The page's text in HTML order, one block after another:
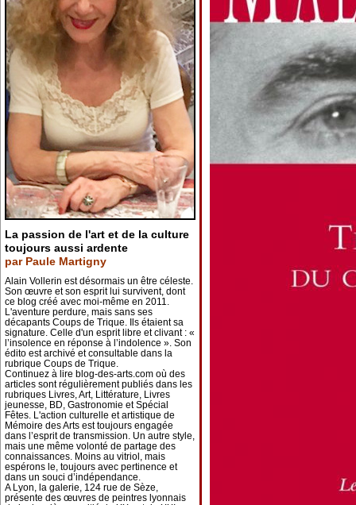
La passion de l'art et de la culture
toujours aussi ardente
par Paule Martigny
Alain Vollerin est désormais un être céleste.
Son œuvre et son esprit lui survivent, dont
ce blog créé avec moi-même en 2011.
L'aventure perdure, mais sans ses
décapants Coups de Trique. Ils étaient sa
signature. Celle d'un esprit libre et clivant : «
l’insolence en réponse à l’indolence ». Son
édito est archivé et consultable dans la
rubrique Coups de Trique.
Continuez à lire blog-des-arts.com où des
articles sont régulièrement publiés dans les
rubriques Livres, Art, Littérature, Livres
jeunesse, BD, Gastronomie et Spécial
Fêtes. L'action culturelle et artistique de
Mémoire des Arts est toujours engagée
dans l’esprit de transmission. Un autre style,
mais une même volonté de partage des
connaissances. Moins au vitriol, mais
espérons le, toujours avec pertinence et
dans un souci d’indépendance.
A Lyon, la galerie, 124 rue de Sèze,
présente des œuvres de peintres lyonnais